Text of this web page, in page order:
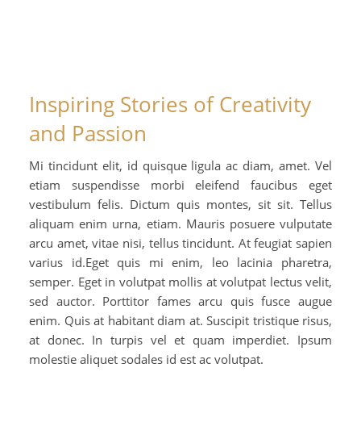
Inspiring Stories of Creativity
and Passion
Mi tincidunt elit, id quisque ligula ac diam, amet. Vel
etiam suspendisse morbi eleifend faucibus eget
vestibulum felis. Dictum quis montes, sit sit. Tellus
aliquam enim urna, etiam. Mauris posuere vulputate
arcu amet, vitae nisi, tellus tincidunt. At feugiat sapien
varius id.Eget quis mi enim, leo lacinia pharetra,
semper. Eget in volutpat mollis at volutpat lectus velit,
sed auctor. Porttitor fames arcu quis fusce augue
enim. Quis at habitant diam at. Suscipit tristique risus,
at donec. In turpis vel et quam imperdiet. Ipsum
molestie aliquet sodales id est ac volutpat.